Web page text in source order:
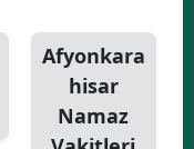
Afyonkara
hisar
Namaz